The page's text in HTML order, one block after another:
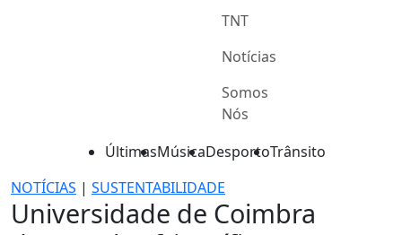
TNT
Notícias
Somos
Nós
ÚltimasMúsicaDesportoTrânsito
NOTÍCIAS | SUSTENTABILIDADE
Universidade de Coimbra